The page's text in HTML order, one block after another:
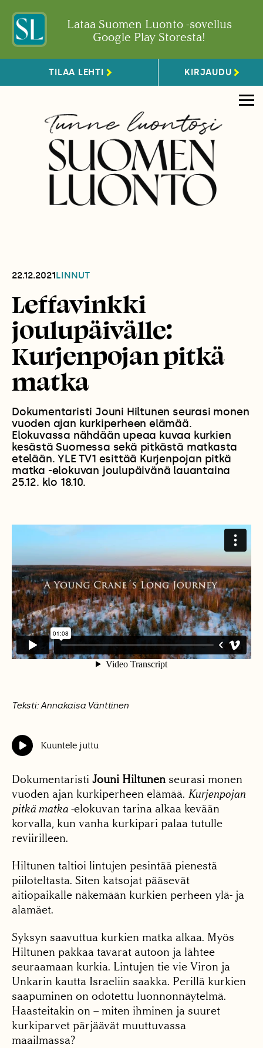
Lataa Suomen Luonto -sovellus
Google Play Storesta!
TILAA LEHTI KIRJAUDU
22.12.2021LINNUT
Leffavinkki
joulupäivälle:
Kurjenpojan pitkä
matka
Dokumentaristi Jouni Hiltunen seurasi monen
vuoden ajan kurkiperheen elämää.
Elokuvassa nähdään upeaa kuvaa kurkien
kesästä Suomessa sekä pitkästä matkasta
etelään. YLE TV1 esittää Kurjenpojan pitkä
matka -elokuvan joulupäivänä lauantaina
25.12. klo 18.10.
Teksti: Annakaisa Vänttinen
Kuuntele juttu
Dokumentaristi Jouni Hiltunen seurasi monen
vuoden ajan kurkiperheen elämää. Kurjenpojan
pitkä matka -elokuvan tarina alkaa kevään
korvalla, kun vanha kurkipari palaa tutulle
reviirilleen.
Hiltunen taltioi lintujen pesintää pienestä
piiloteltasta. Siten katsojat pääsevät
aitiopaikalle näkemään kurkien perheen ylä- ja
alamäet.
Syksyn saavuttua kurkien matka alkaa. Myös
Hiltunen pakkaa tavarat autoon ja lähtee
seuraamaan kurkia. Lintujen tie vie Viron ja
Unkarin kautta Israeliin saakka. Perillä kurkien
saapuminen on odotettu luonnonnäytelmä.
Haasteitakin on – miten ihminen ja suuret
kurkiparvet pärjäävät muuttuvassa
maailmassa?